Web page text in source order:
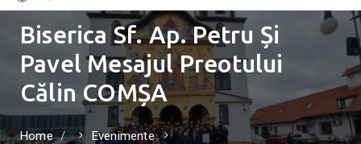
Biserica Sf. Ap. Petru Și
Pavel Mesajul Preotului
Călin COMȘA
Home
Evenimente